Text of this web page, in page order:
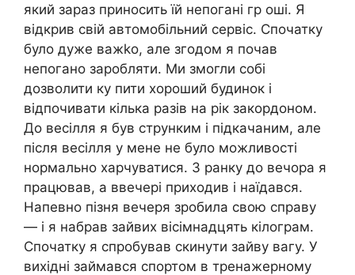
який зараз приносить їй непогані гр оші. Я
відкрив свій автомобільний сервіс. Спочатку
було дуже важkо, але згодом я почав
непогано заробляти. Ми змогли собі
дозволити ку пити хороший будинок і
відпочивати кілька разів на рік закордоном.
До весілля я був струнким і підкачаним, але
після весілля у мене не було можливості
нормально харчуватися. З ранку до вечора я
працював, а ввечері приходив і наїдався.
Напевно пізня вечеря зробила свою справу
— і я набрав зайвих вісімнадцять кілограм.
Спочатку я спробував скинути зайву вагу. У
вихідні займався спортом в тренажерному